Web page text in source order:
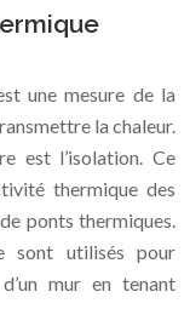
une mesure de la
la chaleur.
est l’isolation. Ce
thermique des
ponts thermiques.
sont utilisés pour
mur en tenant